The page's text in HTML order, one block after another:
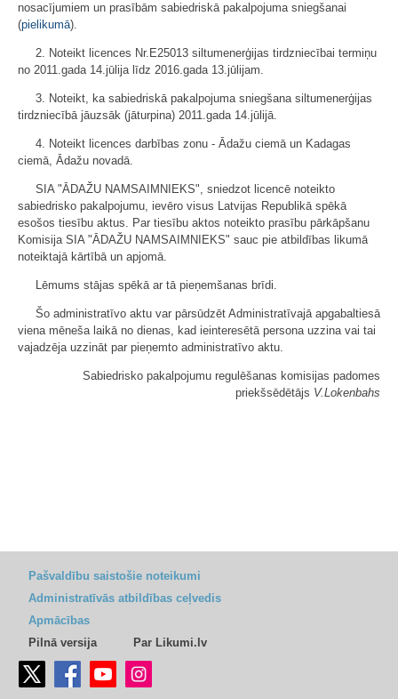
nosacījumiem un prasībām sabiedriskā pakalpojuma sniegšanai
(pielikumā).
2. Noteikt licences Nr.E25013 siltumenerģijas tirdzniecībai termiņu
no 2011.gada 14.jūlija līdz 2016.gada 13.jūlijam.
3. Noteikt, ka sabiedriskā pakalpojuma sniegšana siltumenerģijas
tirdzniecībā jāuzsāk (jāturpina) 2011.gada 14.jūlijā.
4. Noteikt licences darbības zonu - Ādažu ciemā un Kadagas
ciemā, Ādažu novadā.
SIA "ĀDAŽU NAMSAIMNIEKS", sniedzot licencē noteikto
sabiedrisko pakalpojumu, ievēro visus Latvijas Republikā spēkā
esošos tiesību aktus. Par tiesību aktos noteikto prasību pārkāpšanu
Komisija SIA "ĀDAŽU NAMSAIMNIEKS" sauc pie atbildības likumā
noteiktajā kārtībā un apjomā.
Lēmums stājas spēkā ar tā pieņemšanas brīdi.
Šo administratīvo aktu var pārsūdzēt Administratīvajā apgabaltiesā
viena mēneša laikā no dienas, kad ieinteresētā persona uzzina vai tai
vajadzēja uzzināt par pieņemto administratīvo aktu.
Sabiedrisko pakalpojumu regulēšanas komisijas padomes
priekšsēdētājs V.Lokenbahs
Pašvaldību saistošie noteikumi
Administratīvās atbildības ceļvedis
Apmācības
Pilnā versija
Par Likumi.lv